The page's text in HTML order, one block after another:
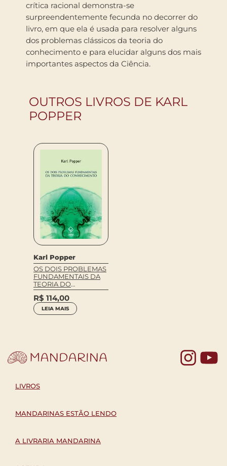
crítica racional demonstra-se
surpreendentemente fecunda no decorrer do
livro, em que ela é usada para resolver alguns
dos problemas clássicos da teoria do
conhecimento e para elucidar alguns dos mais
importantes aspectos da Ciência.
OUTROS LIVROS DE KARL
POPPER
Karl Popper
OS DOIS PROBLEMAS
FUNDAMENTAIS DA
TEORIA DO
CONHECIMENTO
R$ 114,00
LEIA MAIS
LIVROS
MANDARINAS ESTÃO LENDO
A LIVRARIA MANDARINA